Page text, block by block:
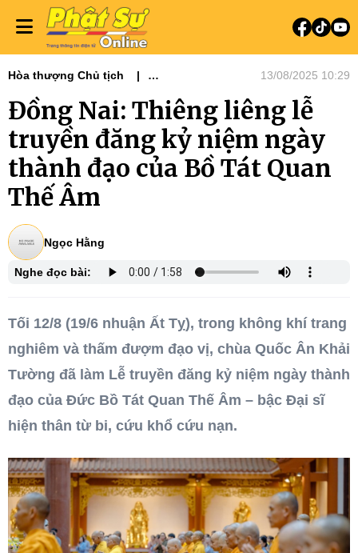
Hòa thượng Chủ tịch
13/08/2025 10:29
Đồng Nai: Thiêng liêng lễ
truyền đăng kỷ niệm ngày
thành đạo của Bồ Tát Quan
Thế Âm
Ngọc Hằng
Nghe đọc bài:
Tối 12/8 (19/6 nhuận Ất Tỵ), trong không khí trang
nghiêm và thấm đượm đạo vị, chùa Quốc Ân Khải
Tường đã làm Lễ truyền đăng kỷ niệm ngày thành
đạo của Đức Bồ Tát Quan Thế Âm – bậc Đại sĩ
hiện thân từ bi, cứu khổ cứu nạn.